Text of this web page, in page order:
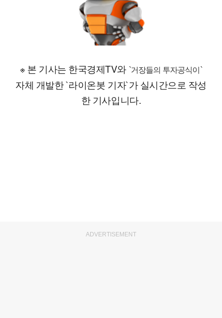
※ 본 기사는 한국경제TV와 `거장들의 투자공식이`
자체 개발한 `라이온봇 기자`가 실시간으로 작성
한 기사입니다.
ADVERTISEMENT